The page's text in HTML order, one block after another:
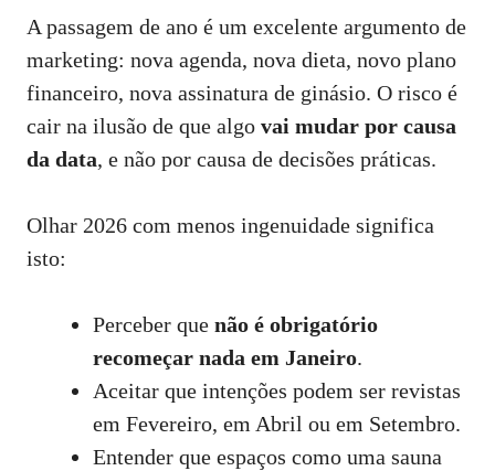
A passagem de ano é um excelente argumento de
marketing: nova agenda, nova dieta, novo plano
financeiro, nova assinatura de ginásio. O risco é
cair na ilusão de que algo vai mudar por causa
da data, e não por causa de decisões práticas.
Olhar 2026 com menos ingenuidade significa
isto:
Perceber que não é obrigatório
recomeçar nada em Janeiro.
Aceitar que intenções podem ser revistas
em Fevereiro, em Abril ou em Setembro.
Entender que espaços como uma sauna